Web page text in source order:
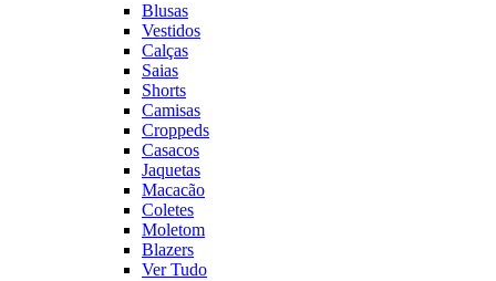
Blusas
Vestidos
Calças
Saias
Shorts
Camisas
Croppeds
Casacos
Jaquetas
Macacão
Coletes
Moletom
Blazers
Ver Tudo